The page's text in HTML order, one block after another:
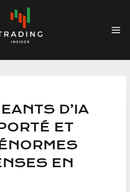
D’IA
ET
EN